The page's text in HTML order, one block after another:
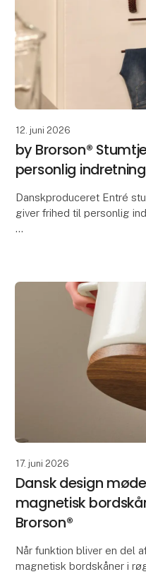
12. juni 2026
by Brorson®
personlig indretning
Danskproduceret Entré
giver frihed til personlig
17. juni 2026
Dansk design
magnetisk
Brorson®
Når funktion bliver en del
magnetisk bordskåner i